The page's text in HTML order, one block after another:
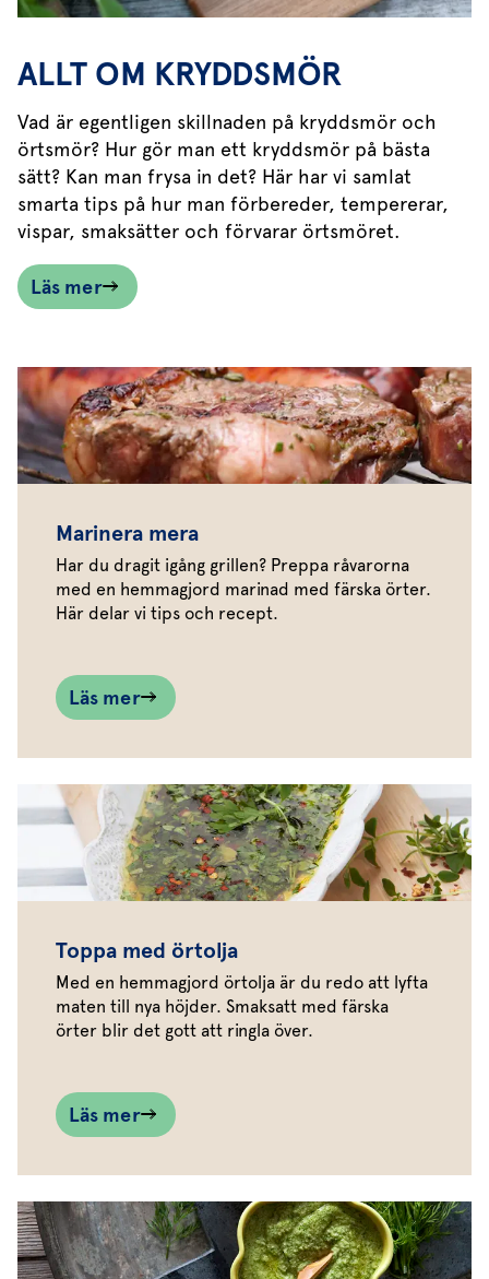
ALLT OM KRYDDSMÖR
Vad är egentligen skillnaden på kryddsmör och
örtsmör? Hur gör man ett kryddsmör på bästa
sätt? Kan man frysa in det? Här har vi samlat
smarta tips på hur man förbereder, tempererar,
vispar, smaksätter och förvarar örtsmöret.
Läs mer
Marinera mera
Har du dragit igång grillen? Preppa råvarorna
med en hemmagjord marinad med färska örter.
Här delar vi tips och recept.
Läs mer
Toppa med örtolja
Med en hemmagjord örtolja är du redo att lyfta
maten till nya höjder. Smaksatt med färska
örter blir det gott att ringla över.
Läs mer